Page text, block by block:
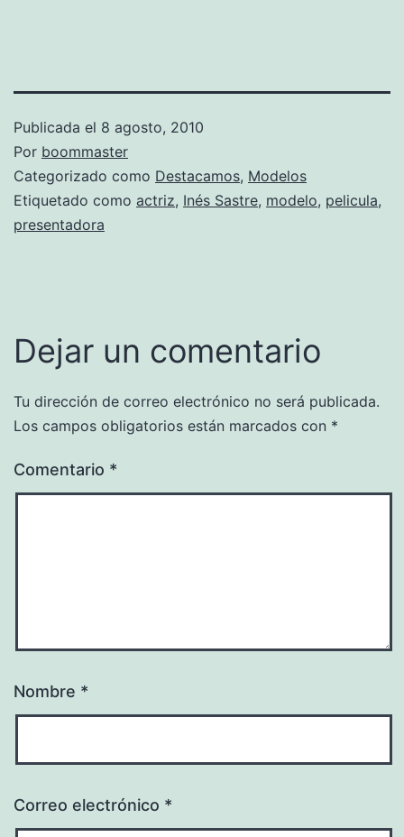
Publicada el 8 agosto, 2010
Por boommaster
Categorizado como Destacamos, Modelos
Etiquetado como actriz, Inés Sastre, modelo, pelicula,
presentadora
Dejar un comentario
Tu dirección de correo electrónico no será publicada.
Los campos obligatorios están marcados con *
Comentario *
Nombre *
Correo electrónico *